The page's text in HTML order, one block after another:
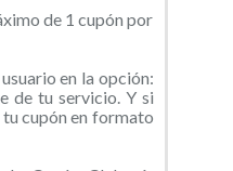
de 1 cupón por
en la opción:
de tu servicio. Y si
cupón en formato